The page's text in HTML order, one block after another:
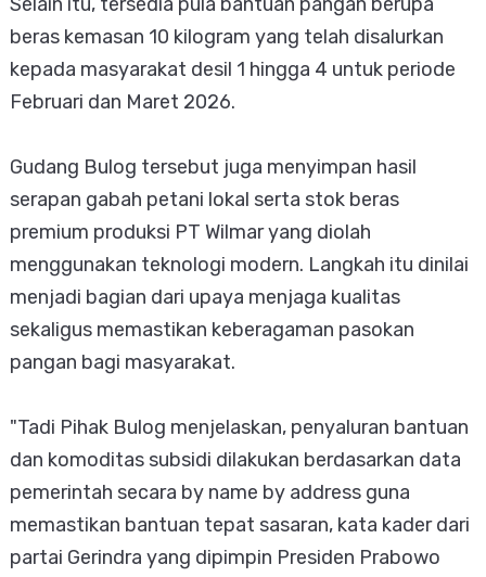
beras kemasan 10 kilogram yang telah disalurkan
kepada masyarakat desil 1 hingga 4 untuk periode
Februari dan Maret 2026.
Gudang Bulog tersebut juga menyimpan hasil
serapan gabah petani lokal serta stok beras
premium produksi PT Wilmar yang diolah
menggunakan teknologi modern. Langkah itu dinilai
menjadi bagian dari upaya menjaga kualitas
sekaligus memastikan keberagaman pasokan
pangan bagi masyarakat.
"Tadi Pihak Bulog menjelaskan, penyaluran bantuan
dan komoditas subsidi dilakukan berdasarkan data
pemerintah secara by name by address guna
memastikan bantuan tepat sasaran, kata kader dari
partai Gerindra yang dipimpin Presiden Prabowo